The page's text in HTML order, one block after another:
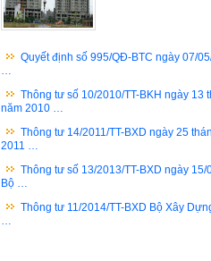
Quyết định số 995/QĐ-BTC ngày 07/
…
Thông tư số 10/2010/TT-BKH ngày 13
năm 2010 …
Thông tư 14/2011/TT-BXD ngày 25
2011 …
Thông tư số 13/2013/TT-BXD ngày 15/
Bộ …
Thông tư 11/2014/TT-BXD Bộ Xây
…